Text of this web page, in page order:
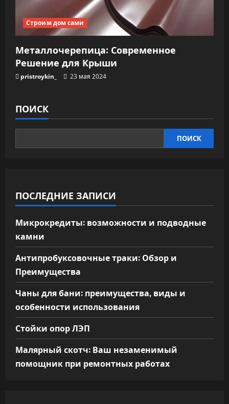
Строим дом сами
Металлочерепица: Современное
Решение для Крыши
pristroykin_ 23 мая 2024
ПОИСК
ПОИСК
ПОСЛЕДНИЕ ЗАПИСИ
Микрокредиты: возможности и подводные
камни
Антипробуксовочные траки: Обзор и
Преимущества
Чаны для бани: преимущества, виды и
особенности использования
Стойки опор ЛЭП
Малярный скотч: Ваш незаменимый
помощник при ремонтных работах